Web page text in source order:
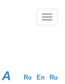
Ro En Ru
A